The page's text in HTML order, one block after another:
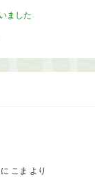
ました
に こま より